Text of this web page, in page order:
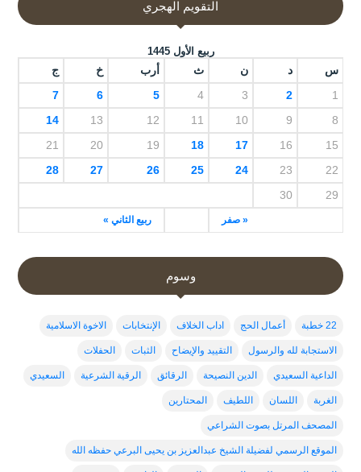
التقويم الهجري
ربيع الأول 1445
س د ن ث أرب خ ج
« صفر ربيع الثاني »
1
2
3
4
5
6
7
8
9
10
11
12
13
14
15
16
17
18
19
20
21
22
23
24
25
26
27
28
29
30
وسوم
22 خطبة أعمال الحج اداب الخلاف الإنتخابات الاخوة الاسلامية
الاستجابة لله والرسول التقييد والإيضاح الثبات الحفلات
الداعية السعيدي الدين النصيحة الرقائق الرقية الشرعية السعيدي
الغربة اللسان اللطيف المحتارين
المصحف المرتل بصوت الشراعي
الموقع الرسمي لفضيلة الشيخ عبدالعزيز بن يحيى البرعي حفظه الله